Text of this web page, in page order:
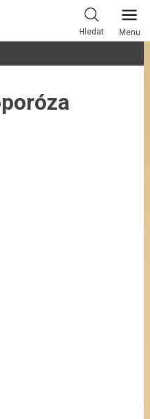
Hledat Menu